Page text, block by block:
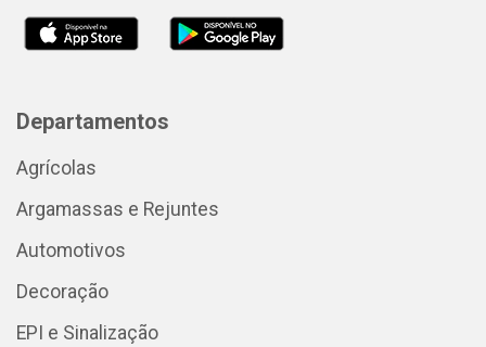
Departamentos
Agrícolas
Argamassas e Rejuntes
Automotivos
Decoração
EPI e Sinalização